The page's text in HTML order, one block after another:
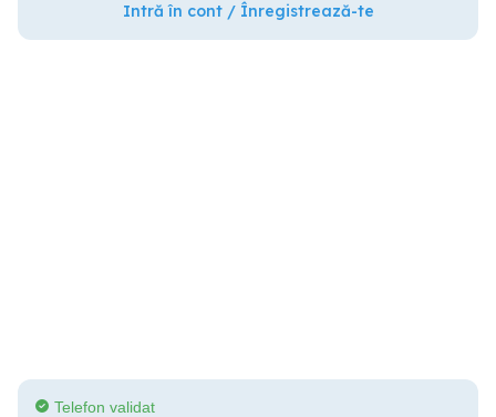
Intră în cont / Înregistrează-te
Telefon validat